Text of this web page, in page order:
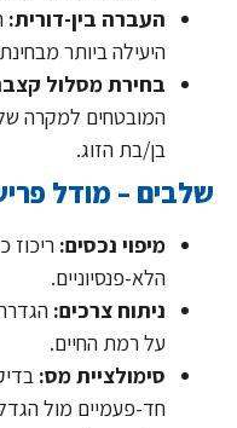
העברה בין-דורית:
היעילה ביותר
בחירת מסלול
המובטחים למקרה
בן/בת הזוג.
שלבים – מודל
מיפוי נכסים: ריכוז
הלא-פנסיוניים.
ניתוח צרכים:
על רמת החיים.
סימולציית מס:
חד-פעמיים מול